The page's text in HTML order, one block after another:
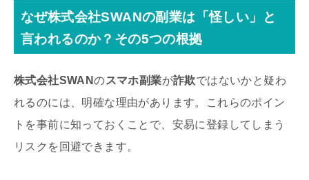
なぜ株式会社SWANの副業は「怪しい」と
言われるのか？その5つの根拠
株式会社SWANのスマホ副業が詐欺ではないかと疑わ
れるのには、明確な理由があります。これらのポイン
トを事前に知っておくことで、安易に登録してしまう
リスクを回避できます。